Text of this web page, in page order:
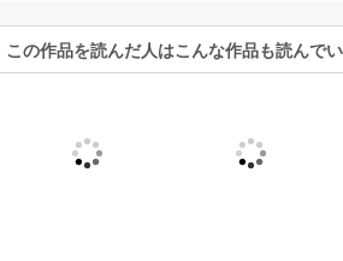
この作品を読んだ人はこんな作品も読んで